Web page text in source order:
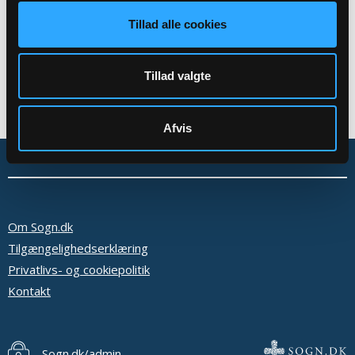
Tillad alle cookies
Tillad valgte
Afvis
Om Sogn.dk
Tilgængelighedserklæring
Privatlivs- og cookiepolitik
Kontakt